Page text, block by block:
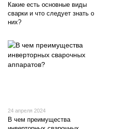
Какие есть основные виды
сварки и что следует знать о
них?
24 апреля 2024
В чем преимущества